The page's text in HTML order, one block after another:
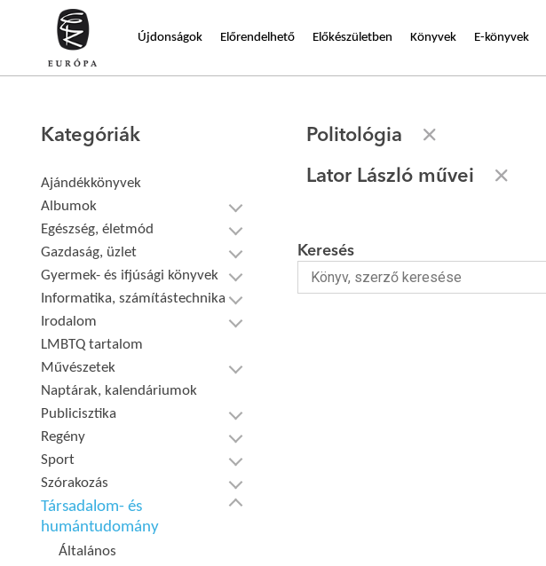
Újdonságok Előrendelhető Előkészületben Könyvek E-könyvek
Kategóriák
Ajándékkönyvek
Albumok
Egészség, életmód
Gazdaság, üzlet
Gyermek- és ifjúsági könyvek
Informatika, számítástechnika
Irodalom
LMBTQ tartalom
Művészetek
Naptárak, kalendáriumok
Publicisztika
Regény
Sport
Szórakozás
Társadalom- és
humántudomány
Általános
Politológia
Lator László művei
Keresés